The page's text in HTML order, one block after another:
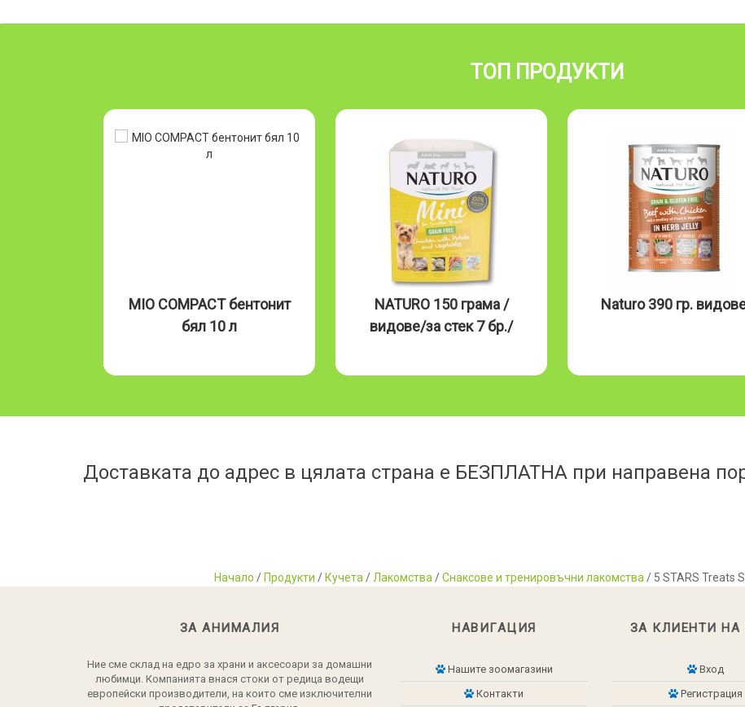
ТОП ПРОДУКТИ
MIO COMPACT бентонит
бял 10 л
NATURO 150 грама /
видове/за стек 7 бр./
Naturo 390 гр.
Доставката до адрес в цялата страна е БЕЗПЛАТНА при направена
Начало / Продукти / Кучета / Лакомства /Снаксове и тренировъчни лакомства / 5 STARS Treats
ЗА АНИМАЛИЯ
Ние сме склад на едро за храни и аксесоари за домашни
любимци. Компанията внася стоки от редица водещи
европейски производители, на които сме изключителни
НАВИГАЦИЯ
Нашите зоомагазини
Контакти
ЗА КЛИЕНТИ НА
Вход
Регистрация